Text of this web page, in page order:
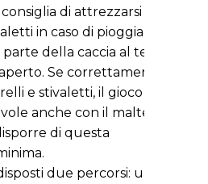
consiglia di attrezzarsi con
in caso di pioggia,
della caccia al tesoro si
Se correttamente
e stivaletti, il gioco
anche con il maltempo:
di questa
due percorsi: uno per